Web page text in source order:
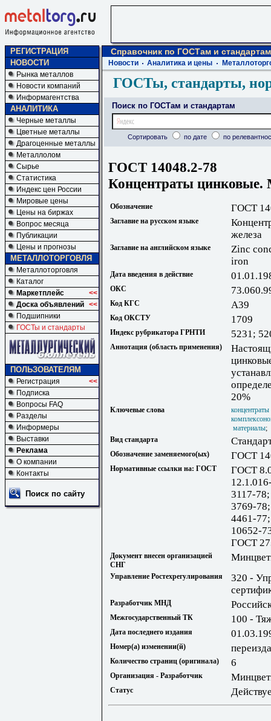
РЕГИСТРАЦИЯ
НОВОСТИ
Рынка металлов
Новости компаний
Информагентства
АНАЛИТИКА
Черные металлы
Цветные металлы
Драгоценные металлы
Металлолом
Сырье
Статистика
Индекс цен России
Мировые цены
Цены на биржах
Вопрос месяца
Публикации
Цены и прогнозы
МЕТАЛЛОТОРГОВЛЯ
Металлоторговля
Каталог
Маркетплейс
<<
Доска объявлений <<
Подшипники
ГОСТы и стандарты
ПОЛЬЗОВАТЕЛЯМ
Регистрация
<<
Подписка
Вопросы FAQ
Разделы
Информеры
Выставки
Реклама
О компании
Контакты
Поиск по сайту
Справочник по ГОСТам и стандартам
Новости Аналитика и цены
ГОСТы, стандарты,
Поиск по ГОСТам и стандартам
Сортировать по дате по
ГОСТ 14048.2-78
Концентраты цинковые.
Обозначение ГОСТ
Заглавие на русском языке
железа
Заглавие на английском языке
Zinc
iron
Дата введения в действие
ОКС
Код КГС А39
Код ОКСТУ 1709
Индекс рубрикатора ГРНТИ 5231;
Аннотация (область применения)
20%
Ключевые слова
материалы
Вид стандарта
Обозначение заменяемого(ых) ГОСТ
Нормативные ссылки на: ГОСТ
ГОСТ
3117-
3769-
4461-
10652-
ГОСТ
Документ внесен организацией
СНГ
Управление Ростехрегулирования
320 -
Разработчик МНД
Межгосударственный ТК 100 -
Дата последнего издания
Номер(а) изменении(й)
Количество страниц (оригинала) 6
Организация - Разработчик
Статус